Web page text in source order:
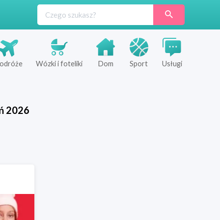
Wózki i foteliki Dom Sport Usługi
2026